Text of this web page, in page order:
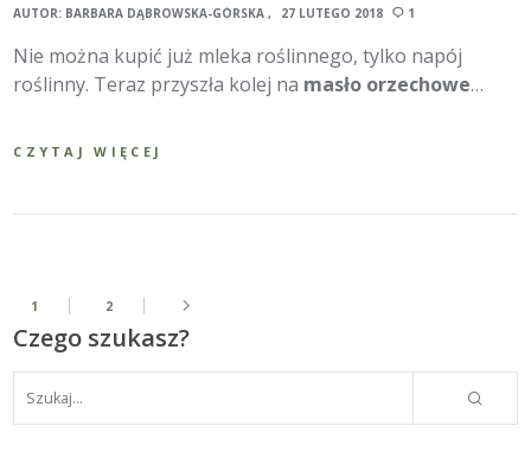
AUTOR: BARBARA DĄBROWSKA-GÓRSKA 27 LUTEGO 2018 1
Nie można kupić już mleka roślinnego, tylko napój
roślinny. Teraz przyszła kolej na masło orzechowe…
CZYTAJ WIĘCEJ
1 2
Czego szukasz?